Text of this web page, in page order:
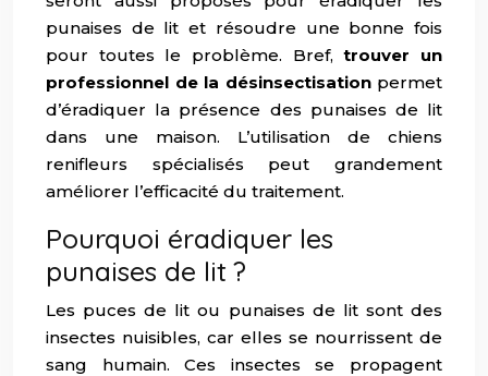
punaises de lit et résoudre une bonne fois
pour toutes le problème. Bref,trouver un
professionnel de la désinsectisationpermet
d’éradiquer la présence des punaises de lit
dans une maison. L’utilisation de chiens
renifleurs spécialisés peut grandement
améliorer l’efficacité du traitement.
Pourquoi éradiquer les
punaises de lit ?
Les puces de lit ou punaises de lit sont des
insectes nuisibles, car elles se nourrissent de
sang humain. Ces insectes se propagent